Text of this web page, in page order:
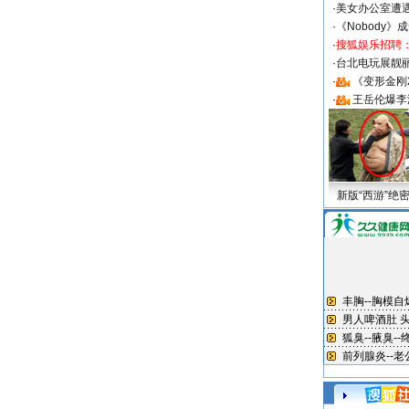
·美女办公室遭
· 《Nobody》
·搜狐娱乐招聘
·台北电玩展靓
·
《变形金
·
王岳伦爆
新版“西游”绝